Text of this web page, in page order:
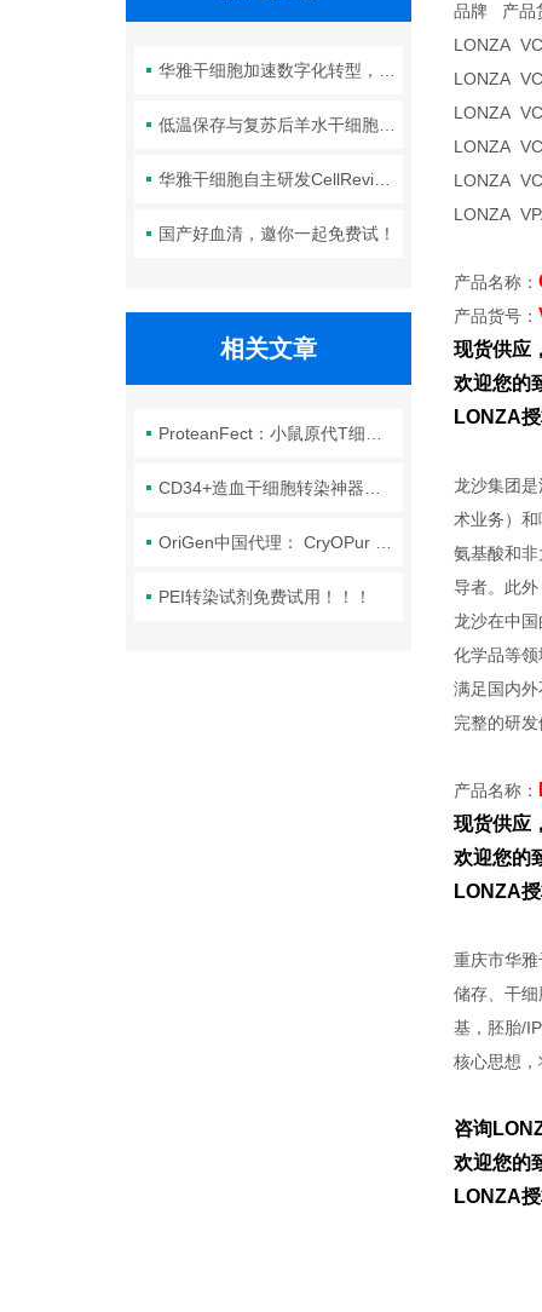
国产好血清，邀你一起免费试！
相关文章
PEI转染试剂免费试用！！！
品牌
LONZA
LONZA
LONZA
LONZA
LONZA
LONZA
产品名称：
产品货号：
现货供应
欢迎您
LONZA
龙沙集团
术业务）
氨基酸和
导者。此
龙沙在中
化学品等
满足国内
完整的研
产品名称：
现货供应
欢迎您
LONZA
重庆市华
储存、干
基，胚胎/
核心思想
咨询
欢迎您
LONZA